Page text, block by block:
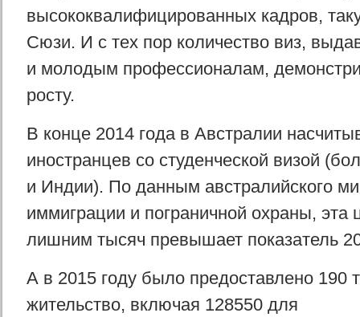
высококвалифицированных кадров,
Сюзи. И с тех пор количество виз,
и молодым профессионалам,
росту.
В конце 2014 года в Австралии
иностранцев со студенческой визой
и Индии). По данным австралийского
иммиграции и пограничной охраны, эта
лишним тысяч превышает показатель
А в 2015 году было предоставлено 190
жительство, включая 128550 для